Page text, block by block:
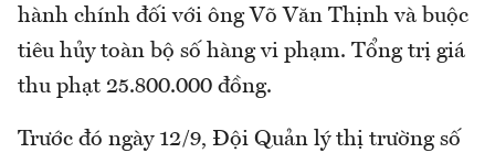
hành chính đối với ông Võ Văn Thịnh và buộc
tiêu hủy toàn bộ số hàng vi phạm. Tổng trị giá
thu phạt 25.800.000 đồng.
Trước đó ngày 12/9, Đội Quản lý thị trường số